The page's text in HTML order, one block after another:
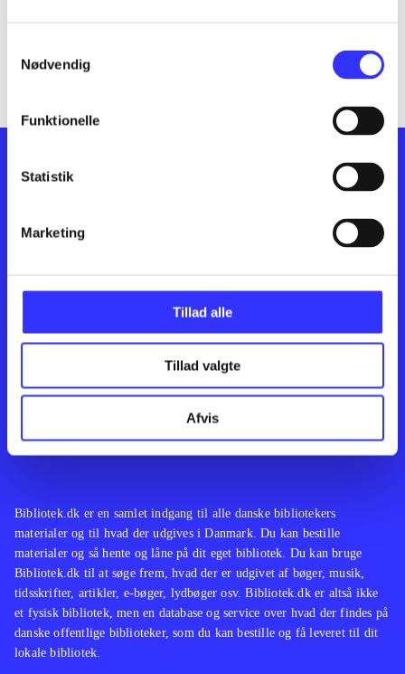
Nødvendig
Funktionelle
Statistik
Marketing
Tillad alle
Tillad valgte
Afvis
lorem ipsum dolor sit amet ...
Feedback
Bibliotek.dk er en samlet indgang til alle danske bibliotekers
materialer og til hvad der udgives i Danmark. Du kan bestille
materialer og så hente og låne på dit eget bibliotek. Du kan bruge
Bibliotek.dk til at søge frem, hvad der er udgivet af bøger, musik,
tidsskrifter, artikler, e-bøger, lydbøger osv. Bibliotek.dk er altså ikke
et fysisk bibliotek, men en database og service over hvad der findes på
danske offentlige biblioteker, som du kan bestille og få leveret til dit
lokale bibliotek.
Kontakt os
English
Artikler
Film
Musik
Noder